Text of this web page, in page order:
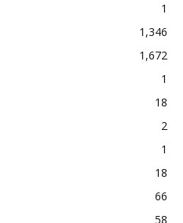
1
1,346
1,672
1
18
2
1
18
66
58